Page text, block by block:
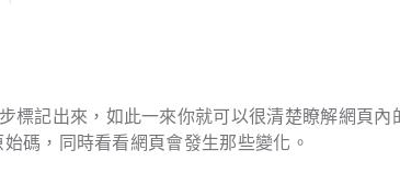
標記出來，如此一來你就可以很清楚瞭解網頁內
碼，同時看看網頁會發生那些變化。